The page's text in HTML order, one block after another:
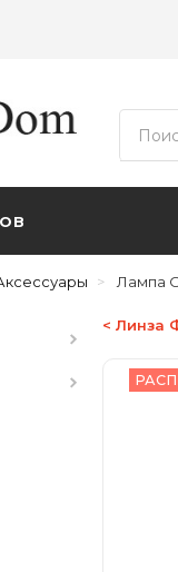
Лампа
< Линза